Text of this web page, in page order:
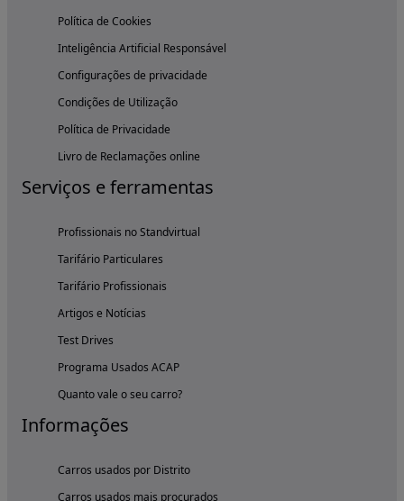
Política de Cookies
Inteligência Artificial Responsável
Configurações de privacidade
Condições de Utilização
Política de Privacidade
Livro de Reclamações online
Serviços e ferramentas
Profissionais no Standvirtual
Tarifário Particulares
Tarifário Profissionais
Artigos e Notícias
Test Drives
Programa Usados ACAP
Quanto vale o seu carro?
Informações
Carros usados por Distrito
Carros usados mais procurados